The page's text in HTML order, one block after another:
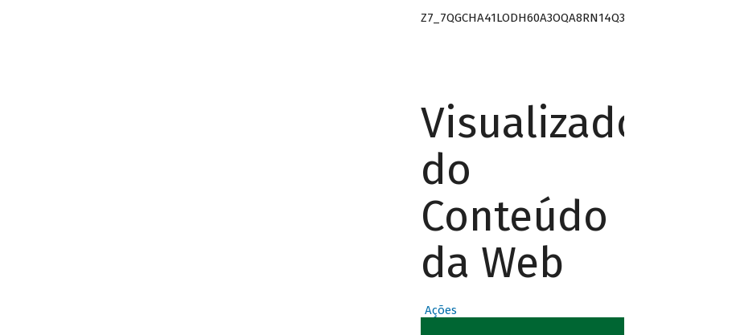
Z7_7QGCHA41LODH60A3OQA8RN14Q3
Visualizador
do
Conteúdo
da Web
Ações